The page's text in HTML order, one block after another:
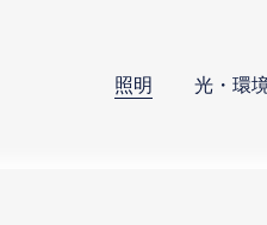
照明 光・環